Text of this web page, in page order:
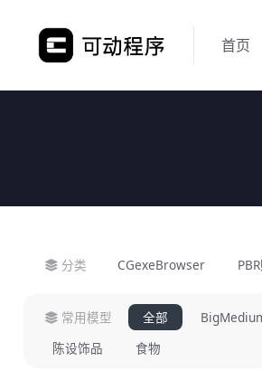
首页
分类 CGexeBrowser
常用模型 全部
陈设饰品
食物